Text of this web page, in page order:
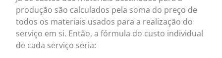
produção são calculados pela soma do preço de
todos os materiais usados para a realização do
serviço em si. Então, a fórmula do custo individual
de cada serviço seria: